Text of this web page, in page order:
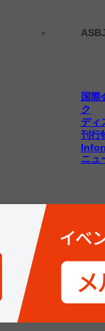
国際
ク
ディ
刊行
ニュ